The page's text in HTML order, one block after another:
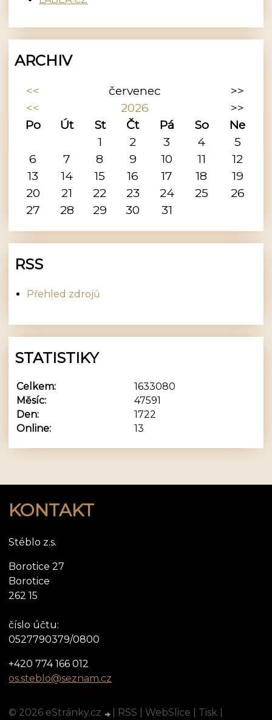
ARCHIV
<< červenec
>>
<<
2026
>>
Po
Út St Čt Pá So
Ne
1
2 3 4
5
6
7 8 9 10 11
12
13
14 15 16 17 18
19
20
21 22 23 24 25
26
27
28 29 30 31
RSS
Přehled zdrojů
STATISTIKY
Online: 13
Celkem:
1633080
Měsíc:
47591
Den:
1722
KONTAKT
Stéblo z.s.
Borotice 27
Borotice
262 15
číslo účtu:
0527790379/0800
+420 774 166 012
os.steblo@seznam.cz
© 2026 eStránky.cz RSS WebSlice Tisk